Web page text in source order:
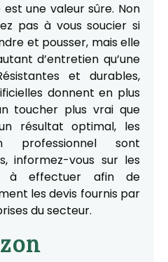
une valeur sûre. Non
pas à vous soucier si
et pousser, mais elle
d’entretien qu’une
et durables,
donnent en plus
toucher plus vrai que
résultat optimal, les
professionnel sont
informez-vous sur les
à effectuer afin de
les devis fournis par
du secteur.